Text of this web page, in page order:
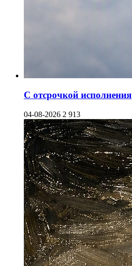
С отсрочкой исполнения
04-08-2026 2 913